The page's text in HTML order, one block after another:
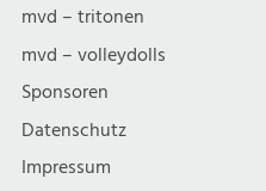
mvd – tritonen
mvd – volleydolls
Sponsoren
Datenschutz
Impressum